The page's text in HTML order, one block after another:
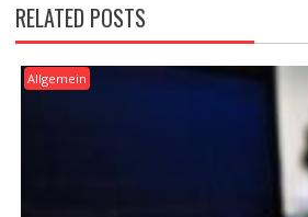
RELATED POSTS
Allgemein